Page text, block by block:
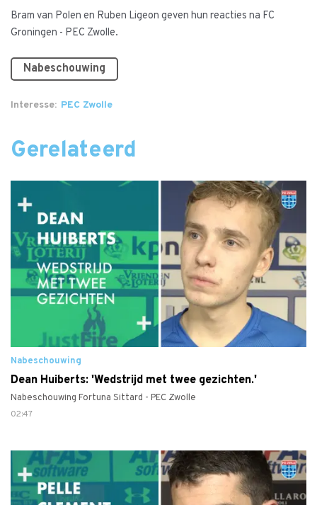
Bram van Polen en Ruben Ligeon geven hun reacties na FC
Groningen - PEC Zwolle.
Nabeschouwing
Interesse PEC Zwolle
Gerelateerd
Nabeschouwing
Dean Huiberts: 'Wedstrijd met twee gezichten.'
Nabeschouwing Fortuna Sittard - PEC Zwolle
02:47